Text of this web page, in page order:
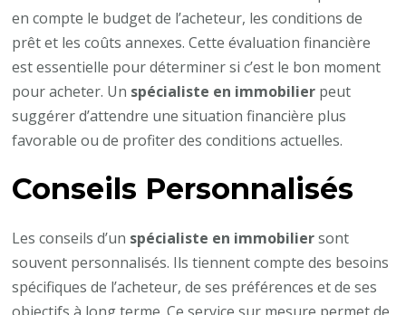
en compte le budget de l’acheteur, les conditions de
prêt et les coûts annexes. Cette évaluation financière
est essentielle pour déterminer si c’est le bon moment
pour acheter. Un spécialiste en immobilier peut
suggérer d’attendre une situation financière plus
favorable ou de profiter des conditions actuelles.
Conseils Personnalisés
Les conseils d’un spécialiste en immobiliersont
souvent personnalisés. Ils tiennent compte des besoins
spécifiques de l’acheteur, de ses préférences et de ses